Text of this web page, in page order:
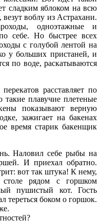
сладким яблоком на всю
воблу из Астрахани.
одноэтажные и
себе. Но быстрее всех
с голубой лентой на
у больших пристаней, и
по воде, раскатываются
расставляет по
плавучие плетеные
показывают верную
зажигает на бакенах
время старик бакенщик
Наловил себе рыбы на
И приехал обратно.
вот так штука! К нему,
столе рядом с горшком
пушистый кот. Гость
тереться боком о горшок.